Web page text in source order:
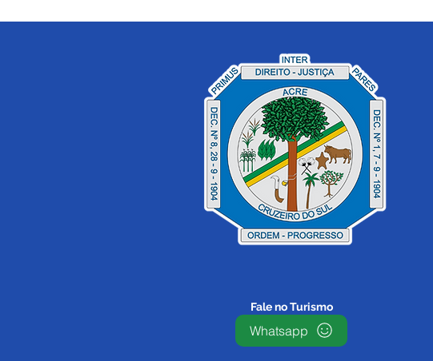
Festival da Farinha de
Cruzeiro do Sul terá mais
de 150 expositores e
participação de artistas
nacionais e locais
Fale no Turismo
Whatsapp